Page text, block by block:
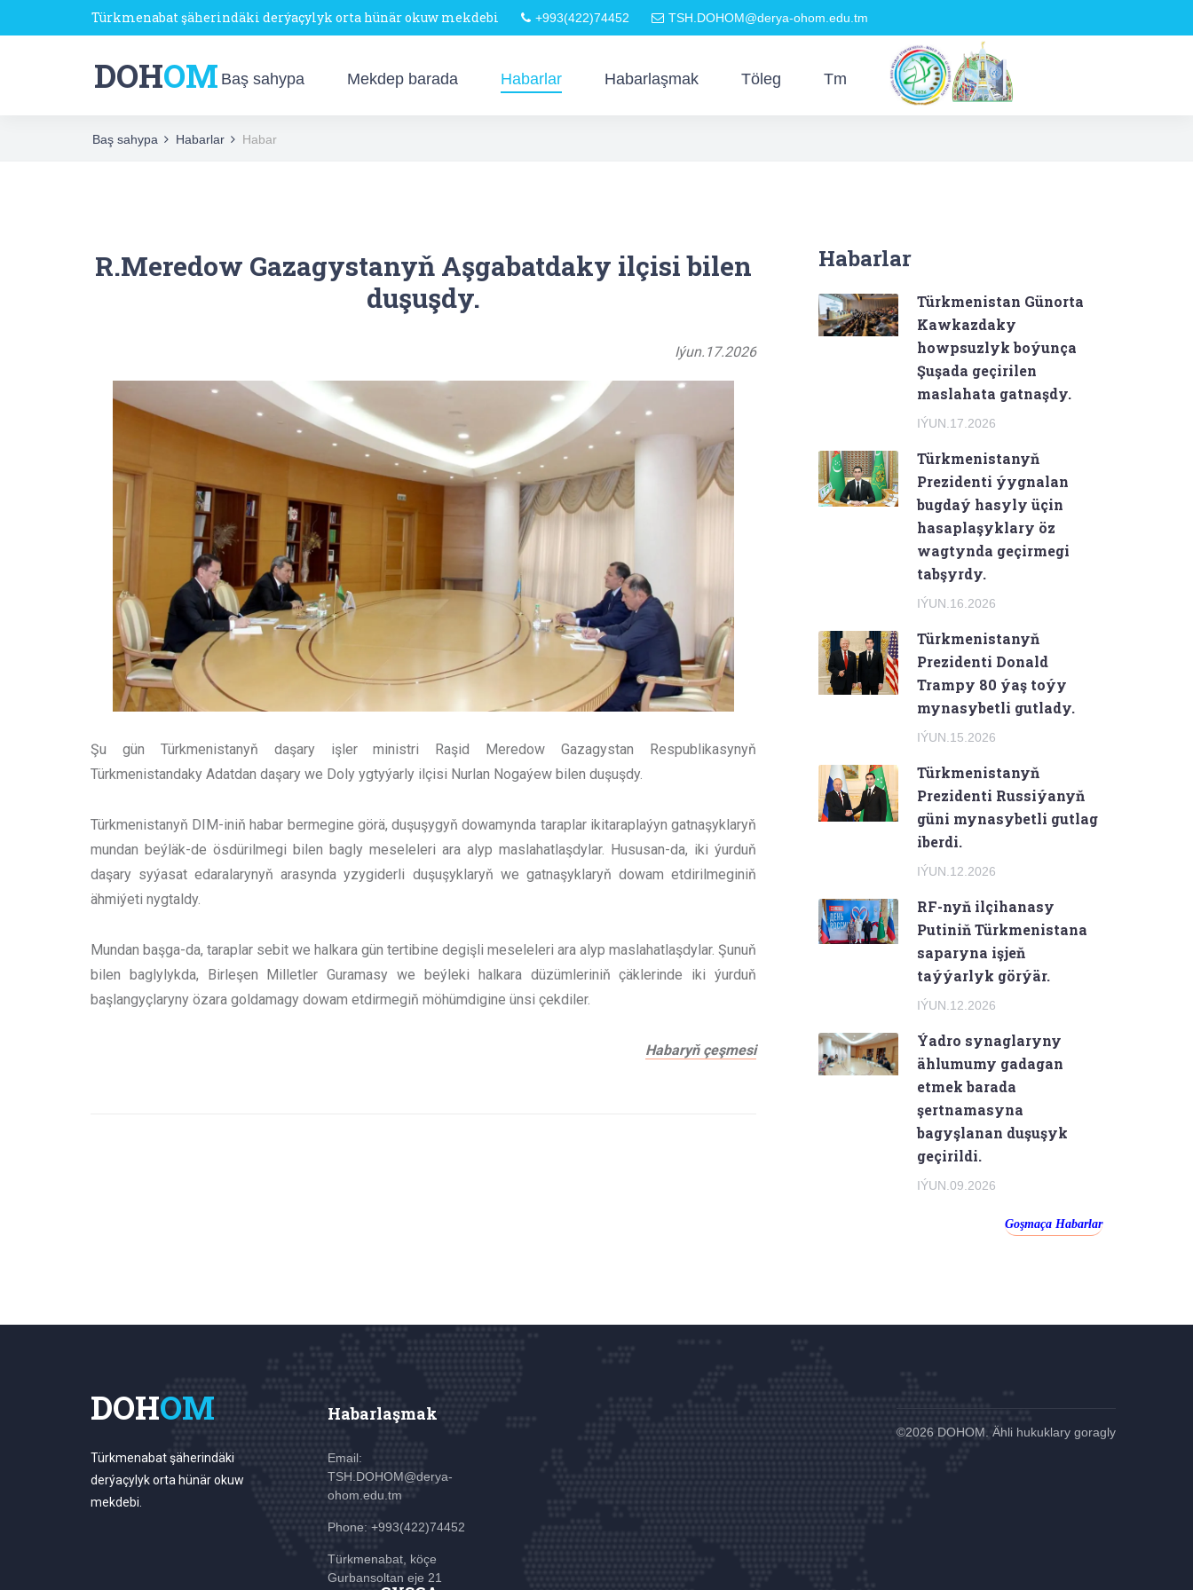
Türkmenabat şäherindäki derýaçylyk orta hünär okuw mekdebi +993(422)74452 TSH.DOHOM@derya-ohom.edu.tm
DOHOM Baş sahypa Mekdep barada Habarlar Habarlaşmak Töleg Tm
Baş sahypa Habarlar Habar
R.Meredow Gazagystanyň Aşgabatdaky ilçisi bilen
duşuşdy.
Iýun.17.2026
Şu gün Türkmenistanyň daşary işler ministri Raşid Meredow Gazagystan Respublikasynyň
Türkmenistandaky Adatdan daşary we Doly ygtyýarly ilçisi Nurlan Nogaýew bilen duşuşdy.
Türkmenistanyň DIM-iniň habar bermegine görä, duşuşygyň dowamynda taraplar ikitaraplaýyn gatnaşyklaryň
mundan beýläk-de ösdürilmegi bilen bagly meseleleri ara alyp maslahatlaşdylar. Hususan-da, iki ýurduň
daşary syýasat edaralarynyň arasynda yzygiderli duşuşyklaryň we gatnaşyklaryň dowam etdirilmeginiň
ähmiýeti nygtaldy.
Mundan başga-da, taraplar sebit we halkara gün tertibine degişli meseleleri ara alyp maslahatlaşdylar. Şunuň
bilen baglylykda, Birleşen Milletler Guramasy we beýleki halkara düzümleriniň çäklerinde iki ýurduň
başlangyçlaryny özara goldamagy dowam etdirmegiň möhümdigine ünsi çekdiler.
Habaryň çeşmesi
Habarlar
Türkmenistan Günorta
Kawkazdaky
howpsuzlyk boýunça
Şuşada geçirilen
maslahata gatnaşdy.
IÝUN.17.2026
Türkmenistanyň
Prezidenti ýygnalan
bugdaý hasyly üçin
hasaplaşyklary öz
wagtynda geçirmegi
tabşyrdy.
IÝUN.16.2026
Türkmenistanyň
Prezidenti Donald
Trampy 80 ýaş toýy
mynasybetli gutlady.
IÝUN.15.2026
Türkmenistanyň
Prezidenti Russiýanyň
güni mynasybetli gutlag
iberdi.
IÝUN.12.2026
RF-nyň ilçihanasy
Putiniň Türkmenistana
saparyna işjeň
taýýarlyk görýär.
IÝUN.12.2026
Ýadro synaglaryny
ählumumy gadagan
etmek barada
şertnamasyna
bagyşlanan duşuşyk
geçirildi.
IÝUN.09.2026
Goşmaça Habarlar
DOHOM
Türkmenabat şäherindäki
derýaçylyk orta hünär okuw
mekdebi.
Habarlaşmak
Email:
TSH.DOHOM@derya-
ohom.edu.tm
Phone: +993(422)74452
Türkmenabat, köçe
Gurbansoltan eje 21
©2026 DOHOM. Ähli hukuklary goragly